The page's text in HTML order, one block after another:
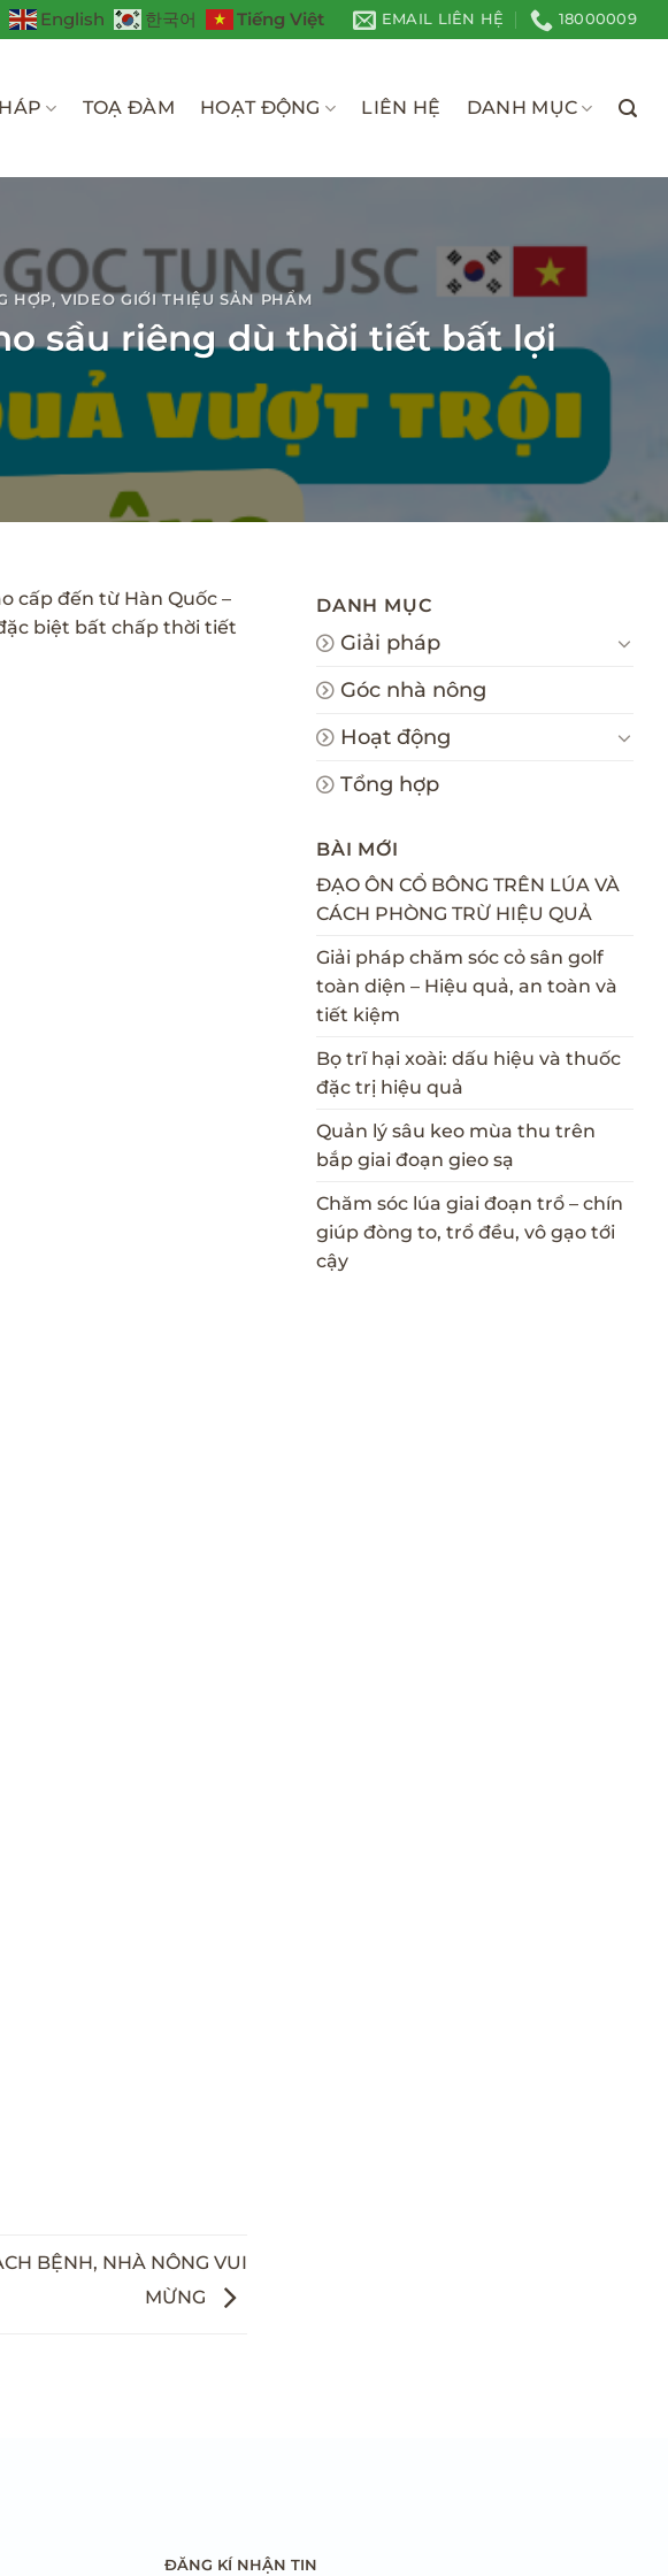
English 한국어 Tiếng Việt EMAIL LIÊN HỆ 18000009
TOẠ ĐÀM HOẠT ĐỘNG LIÊN HỆ DANH MỤC
HỢP,VIDEO GIỚI THIỆU SẢN PHẨM
sầu riêng dù thời tiết bất lợi
cấp đến từ Hàn Quốc –
biệt bất chấp thời tiết
BỆNH, NHÀ NÔNG VUI
MỪNG
DANH MỤC
Giải pháp
Góc nhà nông
Hoạt động
Tổng hợp
BÀI MỚI
ĐẠO ÔN CỔ BÔNG TRÊN LÚA VÀ
CÁCH PHÒNG TRỪ HIỆU QUẢ
Giải pháp chăm sóc cỏ sân golf
toàn diện – Hiệu quả, an toàn và
tiết kiệm
Bọ trĩ hại xoài: dấu hiệu và thuốc
đặc trị hiệu quả
Quản lý sâu keo mùa thu trên
bắp giai đoạn gieo sạ
Chăm sóc lúa giai đoạn trổ – chín
giúp đòng to, trổ đều, vô gạo tới
cậy
ĐĂNG KÍ NHẬN TIN